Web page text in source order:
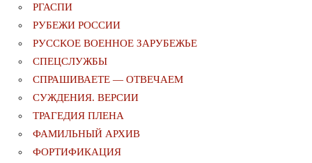
РГАСПИ
РУБЕЖИ РОССИИ
РУССКОЕ ВОЕННОЕ ЗАРУБЕЖЬЕ
СПЕЦСЛУЖБЫ
СПРАШИВАЕТЕ — ОТВЕЧАЕМ
СУЖДЕНИЯ. ВЕРСИИ
ТРАГЕДИЯ ПЛЕНА
ФАМИЛЬНЫЙ АРХИВ
ФОРТИФИКАЦИЯ